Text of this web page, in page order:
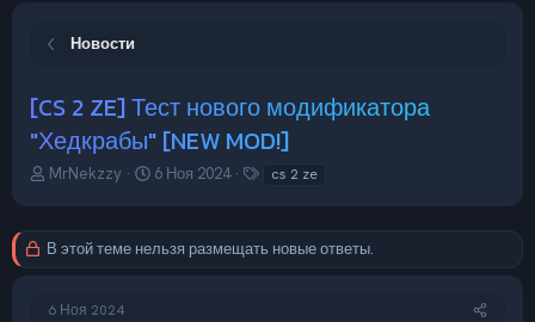
Новости
[CS 2 ZE] Тест нового модификатора
"Хедкрабы" [NEW MOD!]
А
о
р
е
MrNekzzy
Д
а
н
6 Ноя 2024
Т
и
cs 2 ze
В этой теме нельзя размещать новые ответы.
6 Ноя 2024